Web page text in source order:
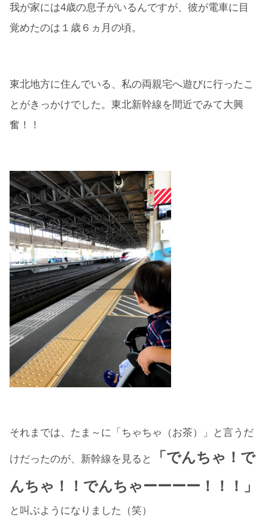
我が家には4歳の息子がいるんですが、彼が電車に目
覚めたのは１歳６ヵ月の頃。
東北地方に住んでいる、私の両親宅へ遊びに行ったこ
とがきっかけでした。東北新幹線を間近でみて大興
奮！！
それまでは、たま～に「ちゃちゃ（お茶）」と言うだ
けだったのが、新幹線を見ると
「でんちゃ！で
んちゃ！！でんちゃーーーー！！！」
と叫ぶようになりました（笑）